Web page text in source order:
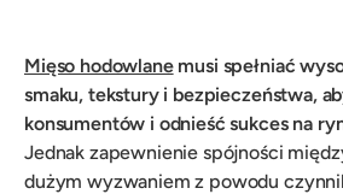
Mięso hodowlanemusi spełniać
smaku, tekstury i bezpieczeństwa,
konsumentów i odnieść sukces na
Jednak zapewnienie spójności
dużym wyzwaniem z powodu